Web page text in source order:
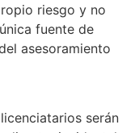
riesgo y no
fuente de
asesoramiento
serán